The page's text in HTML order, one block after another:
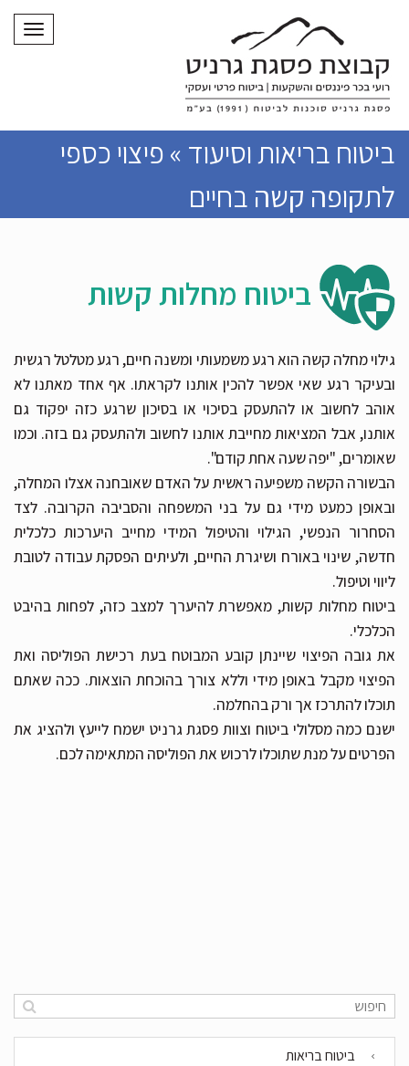
ביטוח בריאות וסיעוד » פיצוי כספי
לתקופה קשה בחיים
ביטוח מחלות קשות
גילוי מחלה קשה הוא רגע משמעותי ומשנה חיים, רגע מטלטל רגשית
ובעיקר רגע שאי אפשר להכין אותנו לקראתו. אף אחד מאתנו לא
אוהב לחשוב או להתעסק בסיכוי או בסיכון שרגע כזה יפקוד גם
אותנו, אבל המציאות מחייבת אותנו לחשוב ולהתעסק גם בזה. וכמו
שאומרים, "יפה שעה אחת קודם".
הבשורה הקשה משפיעה ראשית על האדם שאובחנה אצלו המחלה,
ובאופן כמעט מידי גם על בני המשפחה והסביבה הקרובה. לצד
הסחרור הנפשי, הגילוי והטיפול המידי מחייב היערכות כלכלית
חדשה, שינוי באורח ושיגרת החיים, ולעיתים הפסקת עבודה לטובת
ליווי וטיפול.
ביטוח מחלות קשות, מאפשרת להיערך למצב כזה, לפחות בהיבט
הכלכלי.
את גובה הפיצוי שיינתן קובע המבוטח בעת רכישת הפוליסה ואת
הפיצוי מקבל באופן מידי וללא צורך בהוכחת הוצאות. ככה שאתם
תוכלו להתרכז אך ורק בהחלמה.
ישנם כמה מסלולי ביטוח וצוות פסגת גרניט ישמח לייעץ ולהציג את
הפרטים על מנת שתוכלו לרכוש את הפוליסה המתאימה לכם.
ביטוח בריאות